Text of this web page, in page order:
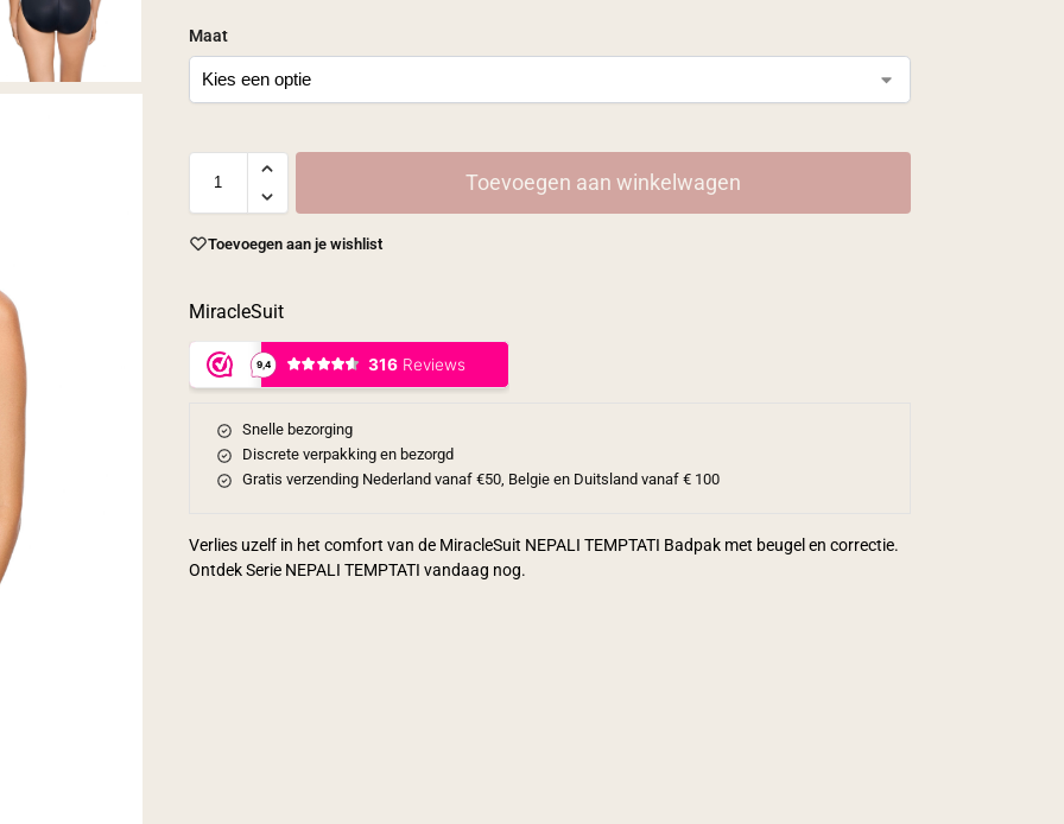
Maat
Toevoegen aan winkelwagen
Toevoegen aan je wishlist
MiracleSuit
Snelle bezorging
Discrete verpakking en bezorgd
Gratis verzending Nederland vanaf €50, Belgie en Duitsland vanaf € 100
Verlies uzelf in het comfort van de MiracleSuit NEPALI TEMPTATI Badpak met beugel en correctie.
Ontdek Serie NEPALI TEMPTATI vandaag nog.